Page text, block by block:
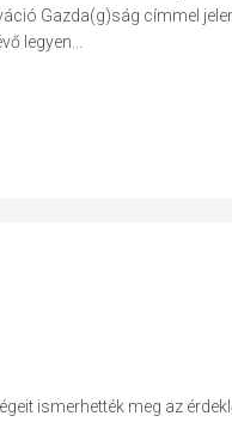
Gazda(g)ság címmel
legyen...
ismerhették meg az